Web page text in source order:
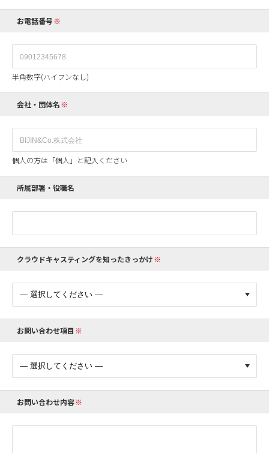
お電話番号
半角数字(ハイフンなし)
会社・団体名
個人の方は「個人」と記入ください
所属部署・役職名
クラウドキャスティングを知ったきっかけ
お問い合わせ項目
お問い合わせ内容